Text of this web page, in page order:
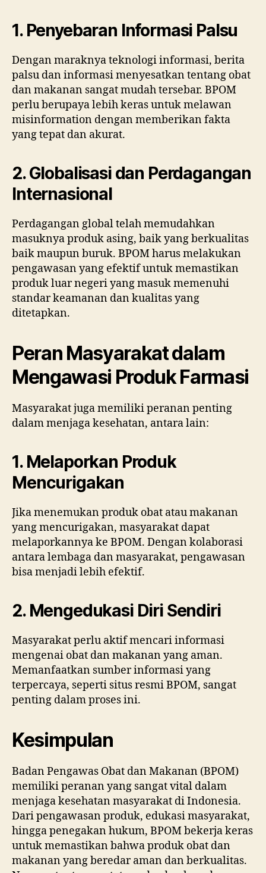
1. Penyebaran Informasi Palsu
Dengan maraknya teknologi informasi, berita
palsu dan informasi menyesatkan tentang obat
dan makanan sangat mudah tersebar. BPOM
perlu berupaya lebih keras untuk melawan
misinformation dengan memberikan fakta
yang tepat dan akurat.
2. Globalisasi dan Perdagangan
Internasional
Perdagangan global telah memudahkan
masuknya produk asing, baik yang berkualitas
baik maupun buruk. BPOM harus melakukan
pengawasan yang efektif untuk memastikan
produk luar negeri yang masuk memenuhi
standar keamanan dan kualitas yang
ditetapkan.
Peran Masyarakat dalam
Mengawasi Produk Farmasi
Masyarakat juga memiliki peranan penting
dalam menjaga kesehatan, antara lain:
1. Melaporkan Produk
Mencurigakan
Jika menemukan produk obat atau makanan
yang mencurigakan, masyarakat dapat
melaporkannya ke BPOM. Dengan kolaborasi
antara lembaga dan masyarakat, pengawasan
bisa menjadi lebih efektif.
2. Mengedukasi Diri Sendiri
Masyarakat perlu aktif mencari informasi
mengenai obat dan makanan yang aman.
Memanfaatkan sumber informasi yang
terpercaya, seperti situs resmi BPOM, sangat
penting dalam proses ini.
Kesimpulan
Badan Pengawas Obat dan Makanan (BPOM)
memiliki peranan yang sangat vital dalam
menjaga kesehatan masyarakat di Indonesia.
Dari pengawasan produk, edukasi masyarakat,
hingga penegakan hukum, BPOM bekerja keras
untuk memastikan bahwa produk obat dan
makanan yang beredar aman dan berkualitas.